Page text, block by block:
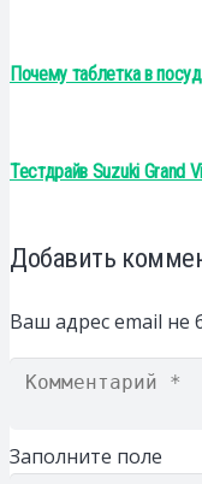
Почему таблетка в
Тестдрайв Suzuki Grand
Добавить
Ваш адрес email не
Заполните поле